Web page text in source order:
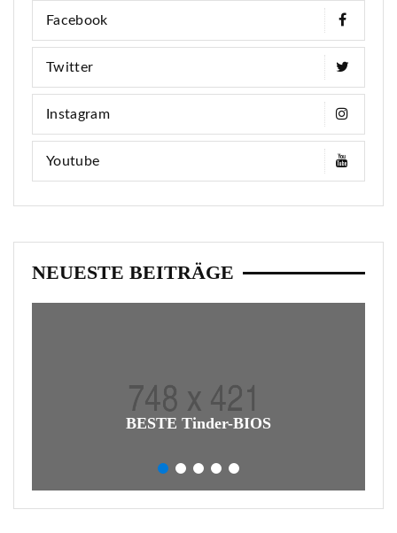
Facebook
Twitter
Instagram
Youtube
NEUESTE BEITRÄGE
BESTE Tinder-BIOS